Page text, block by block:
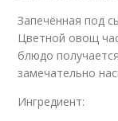
Запечённая под
Цветной овощ
блюдо
замечательно
Ингредиент: